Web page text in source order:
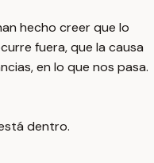
hecho creer que lo
fuera, que la causa
en lo que nos pasa.
dentro.